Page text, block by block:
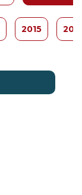
2015